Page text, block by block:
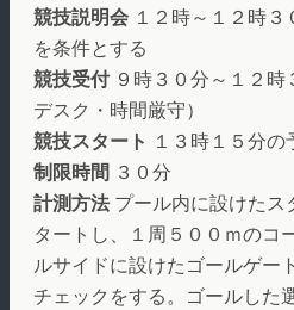
競技説明会 １２時～１２時
を条件とする
競技受付９時３０分～１２
デスク・時間厳守）
競技スタート １３時１５分
制限時間 ３０分
計測方法 プール内に設けたス
タートし、１周５００ｍのコ
ルサイドに設けたゴールゲー
チェックをする。ゴールした